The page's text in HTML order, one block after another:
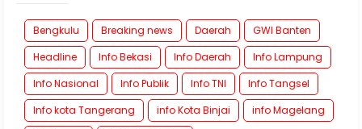
Bengkulu Breaking news Daerah
GWI Banten
Headline
Info Bekasi Info Daerah
Info Lampung
Info Nasional
Info Publik Info TNI
Info Tangsel
Info kota Tangerang
info Kota Binjai
info Magelang